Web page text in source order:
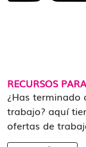
RECURSOS
¿Has
trabajo? aquí
ofertas de